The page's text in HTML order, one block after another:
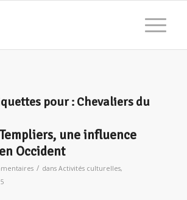
pour : Chevaliers du
Templiers, une influence
Occident
/ dans Activités culturelles,